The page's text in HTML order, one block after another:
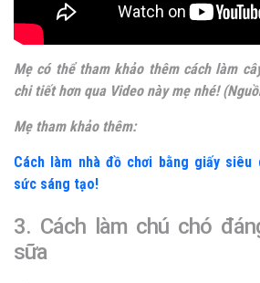
Mẹ có thể tham khảo thêm cách làm
chi tiết hơn qua Video này mẹ nhé!
Mẹ tham khảo thêm:
Cách làm nhà đồ chơi bằng giấy siêu
sức sáng tạo!
3. Cách làm chú chó
sữa